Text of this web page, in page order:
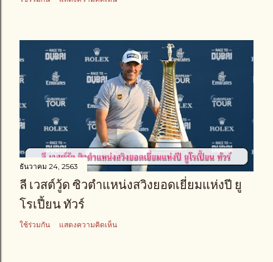
ธันวาคม 24, 2563
ลี เวสต์วู้ด ซิวตำแหน่งสวิงยอดเยี่ยมแห่งปี ยู
โรเปี้ยน ทัวร์
ใช้ร่วมกัน แสดงความคิดเห็น